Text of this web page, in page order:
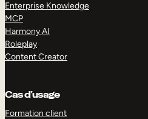
Enterprise Knowledge
MCP
Harmony AI
Roleplay
Content Creator
Cas d’usage
Formation client